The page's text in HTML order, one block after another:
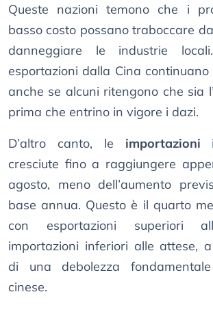
Queste nazioni temono che i
basso costo possano traboccare
danneggiare le industrie
esportazioni dalla Cina
anche se alcuni ritengono che sia
prima che entrino in vigore i dazi.
D’altro canto, le importazioni
cresciute fino a raggiungere
agosto, meno dell’aumento
base annua. Questo è il quarto
con esportazioni superiori
importazioni inferiori alle attese,
di una debolezza fondamentale
cinese.